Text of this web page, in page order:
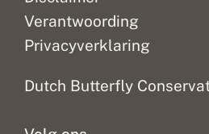
Verantwoording
Privacyverklaring
Dutch Butterfly